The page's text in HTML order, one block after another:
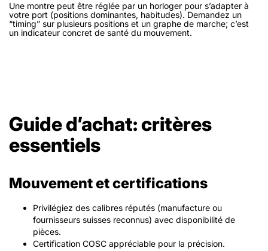
Une montre peut être réglée par un horloger pour s’adapter à
votre port (positions dominantes, habitudes). Demandez un
“timing” sur plusieurs positions et un graphe de marche; c’est
un indicateur concret de santé du mouvement.
Guide d’achat: critères
essentiels
Mouvement et certifications
Privilégiez des calibres réputés (manufacture ou
fournisseurs suisses reconnus) avec disponibilité de
pièces.
Certification COSC appréciable pour la précision.